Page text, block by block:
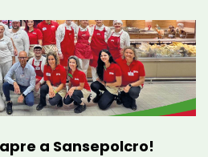
a Sansepolcro!